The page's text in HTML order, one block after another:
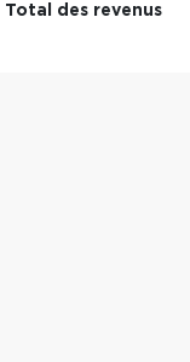
Total des revenus